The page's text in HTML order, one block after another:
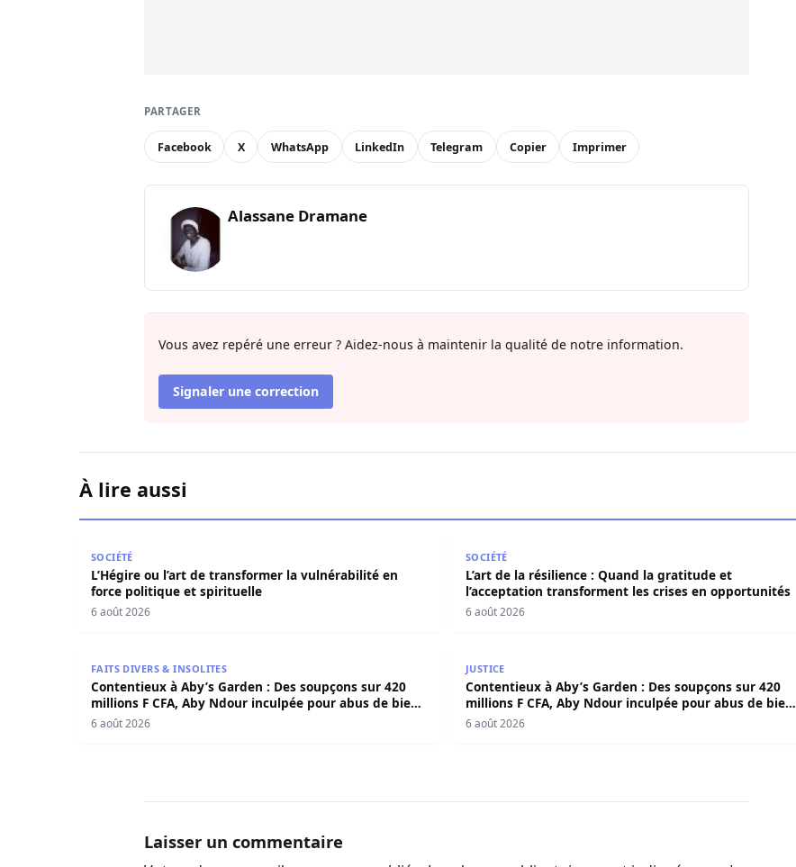
PARTAGER
Facebook X WhatsApp LinkedIn Telegram Copier Imprimer
Alassane Dramane
Vous avez repéré une erreur ? Aidez-nous à maintenir la qualité de notre information.
Signaler une correction
À lire aussi
SOCIÉTÉ
L’Hégire ou l’art de transformer la vulnérabilité en
force politique et spirituelle
6 août 2026
SOCIÉTÉ
L’art de la résilience : Quand la gratitude et
l’acceptation transforment les crises en opportunités
6 août 2026
FAITS DIVERS & INSOLITES
Contentieux à Aby’s Garden : Des soupçons sur 420
millions F CFA, Aby Ndour inculpée pour abus de biens
sociaux
6 août 2026
JUSTICE
Contentieux à Aby’s Garden : Des soupçons sur 420
millions F CFA, Aby Ndour inculpée pour abus de biens
sociaux
6 août 2026
Laisser un commentaire